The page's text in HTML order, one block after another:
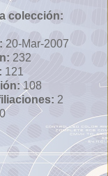
colección:
20-Mar-2007
232
121
108
2